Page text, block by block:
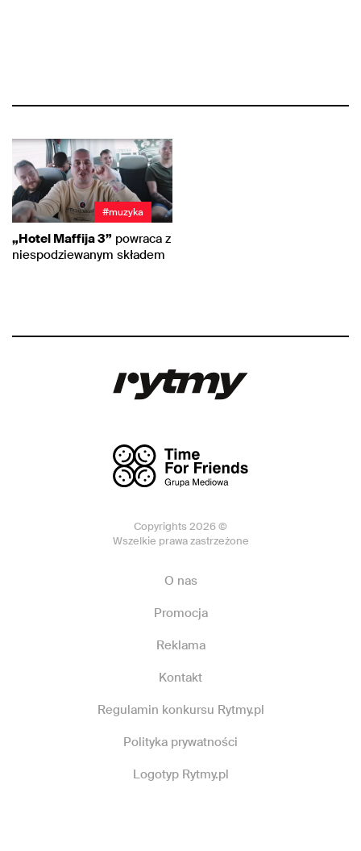
#muzyka
„Hotel Maffija 3” powraca z
niespodziewanym składem
Copyrights 2026 ©
Wszelkie prawa zastrzeżone
O nas
Promocja
Reklama
Kontakt
Regulamin konkursu Rytmy.pl
Polityka prywatności
Logotyp Rytmy.pl